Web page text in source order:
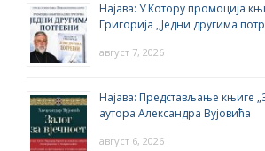
Најава: У Котору промоција
Григорија ,,Једни другима
август 7, 2026
Најава: Представљање књиге
аутора Александра Вујовића
август 6, 2026